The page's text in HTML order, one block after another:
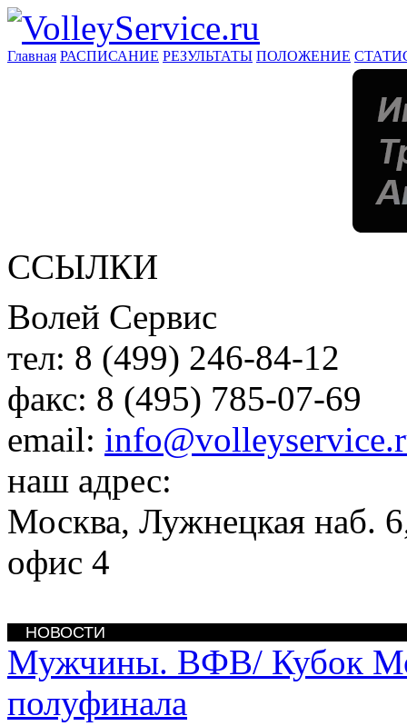
Главная РАСПИСАНИЕ РЕЗУЛЬТАТЫ ПОЛОЖЕНИЕ
ССЫЛКИ
Волей Сервис
тел: 8 (499) 246-84-12
факс: 8 (495) 785-07-69
email:
наш адрес:
Москва, Лужнецкая наб.
офис 4
НОВОСТИ
Мужчины. ВФВ/ Кубок
полуфинала